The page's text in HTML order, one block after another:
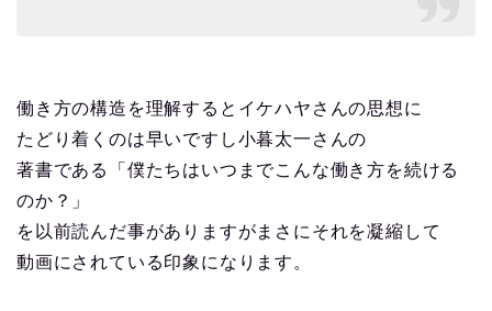
働き方の構造を理解するとイケハヤさんの思想に
たどり着くのは早いですし小暮太一さんの
著書である「僕たちはいつまでこんな働き方を続ける
のか？」
を以前読んだ事がありますがまさにそれを凝縮して
動画にされている印象になります。